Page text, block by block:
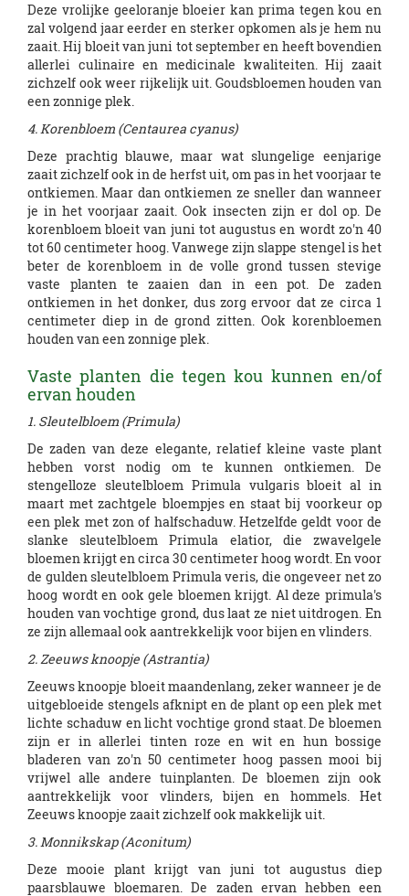
Deze vrolijke geeloranje bloeier kan prima tegen kou en
zal volgend jaar eerder en sterker opkomen als je hem nu
zaait. Hij bloeit van juni tot september en heeft bovendien
allerlei culinaire en medicinale kwaliteiten. Hij zaait
zichzelf ook weer rijkelijk uit. Goudsbloemen houden van
een zonnige plek.
4. Korenbloem (Centaurea cyanus)
Deze prachtig blauwe, maar wat slungelige eenjarige
zaait zichzelf ook in de herfst uit, om pas in het voorjaar te
ontkiemen. Maar dan ontkiemen ze sneller dan wanneer
je in het voorjaar zaait. Ook insecten zijn er dol op. De
korenbloem bloeit van juni tot augustus en wordt zo'n 40
tot 60 centimeter hoog. Vanwege zijn slappe stengel is het
beter de korenbloem in de volle grond tussen stevige
vaste planten te zaaien dan in een pot. De zaden
ontkiemen in het donker, dus zorg ervoor dat ze circa 1
centimeter diep in de grond zitten. Ook korenbloemen
houden van een zonnige plek.
Vaste planten die tegen kou kunnen en/of
ervan houden
1. Sleutelbloem (Primula)
De zaden van deze elegante, relatief kleine vaste plant
hebben vorst nodig om te kunnen ontkiemen. De
stengelloze sleutelbloem Primula vulgaris bloeit al in
maart met zachtgele bloempjes en staat bij voorkeur op
een plek met zon of halfschaduw. Hetzelfde geldt voor de
slanke sleutelbloem Primula elatior, die zwavelgele
bloemen krijgt en circa 30 centimeter hoog wordt. En voor
de gulden sleutelbloem Primula veris, die ongeveer net zo
hoog wordt en ook gele bloemen krijgt. Al deze primula's
houden van vochtige grond, dus laat ze niet uitdrogen. En
ze zijn allemaal ook aantrekkelijk voor bijen en vlinders.
2. Zeeuws knoopje (Astrantia)
Zeeuws knoopje bloeit maandenlang, zeker wanneer je de
uitgebloeide stengels afknipt en de plant op een plek met
lichte schaduw en licht vochtige grond staat. De bloemen
zijn er in allerlei tinten roze en wit en hun bossige
bladeren van zo'n 50 centimeter hoog passen mooi bij
vrijwel alle andere tuinplanten. De bloemen zijn ook
aantrekkelijk voor vlinders, bijen en hommels. Het
Zeeuws knoopje zaait zichzelf ook makkelijk uit.
3. Monnikskap (Aconitum)
Deze mooie plant krijgt van juni tot augustus diep
paarsblauwe bloemaren. De zaden ervan hebben een